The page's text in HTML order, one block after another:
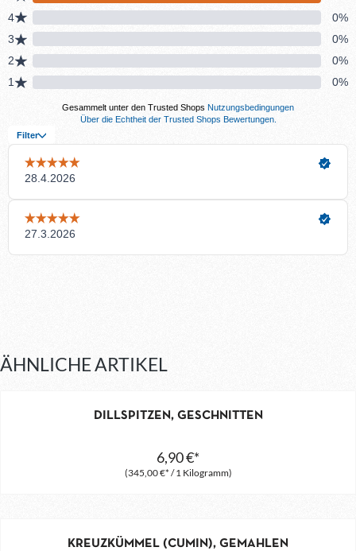
ÄHNLICHE ARTIKEL
DILLSPITZEN, GESCHNITTEN
(345,00 €* / 1 Kilogramm)
6,90 €*
KREUZKÜMMEL (CUMIN), GEMAHLEN